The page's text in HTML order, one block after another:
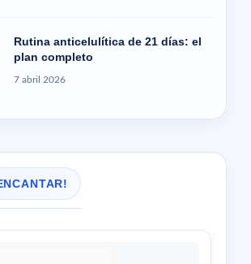
Rutina anticelulítica de 21 días: el
plan completo
7 abril 2026